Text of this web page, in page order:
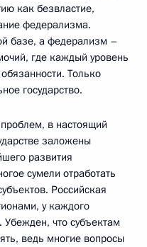
как безвластие,
федерализма.
базе, а федерализм –
где каждый уровень
Только
государство.
в настоящий
заложены
развития
сумели отработать
Российская
у каждого
что субъектам
ведь многие вопросы